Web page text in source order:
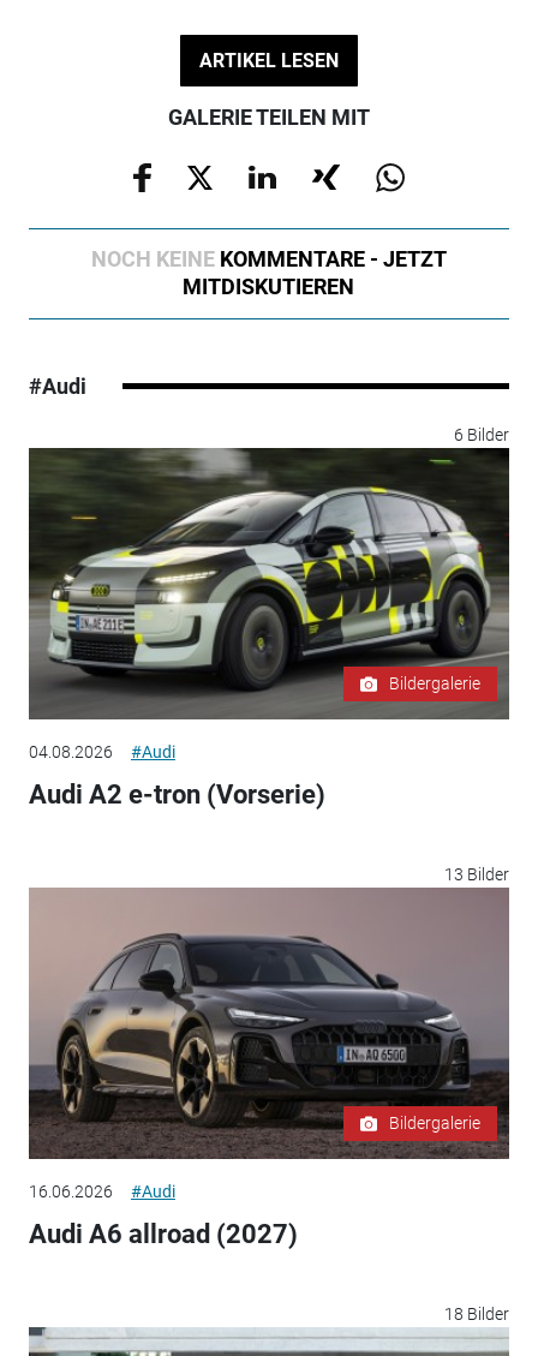
ARTIKEL LESEN
GALERIE TEILEN MIT
NOCH KEINE KOMMENTARE - JETZT
MITDISKUTIEREN
#Audi
6 Bilder
Bildergalerie
04.08.2026 #Audi
Audi A2 e-tron (Vorserie)
13 Bilder
Bildergalerie
16.06.2026 #Audi
Audi A6 allroad (2027)
18 Bilder